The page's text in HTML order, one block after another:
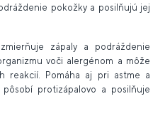
pokožky a posilňujú jej
zápaly a podráždenie
voči alergénom a môže
reakcií. Pomáha aj pri astme a
protizápalovo a posilňuje